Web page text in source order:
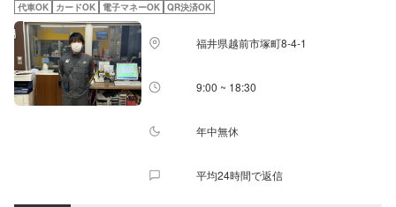
代車OK カードOK 電子マネーOK QR決済OK
福井県越前市塚町8-4-1
9:00 ~ 18:30
年中無休
平均24時間で返信